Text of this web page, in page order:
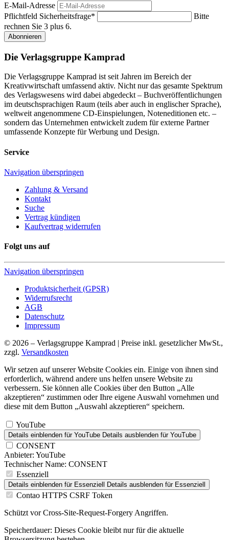
E-Mail-Adresse
Pflichtfeld Sicherheitsfrage*
Bitte
rechnen Sie 3 plus 6.
Abonnieren
Die Verlagsgruppe Kamprad
Die Verlagsgruppe Kamprad ist seit Jahren im Bereich der
Kreativwirtschaft umfassend aktiv. Nicht nur das gesamte Spektrum
des Verlagswesens wird dabei abgedeckt – Buchveröffentlichungen
im deutschsprachigen Raum (teils aber auch in englischer Sprache),
weltweit angenommene CD-Einspielungen, Noteneditionen etc. –
sondern das Unternehmen entwickelt zudem für externe Partner
umfassende Konzepte für Werbung und Design.
Service
Navigation überspringen
Zahlung & Versand
Kontakt
Suche
Vertrag kündigen
Kaufvertrag widerrufen
Folgt uns auf
Navigation überspringen
Produktsicherheit (GPSR)
Widerrufsrecht
AGB
Datenschutz
Impressum
© 2026 – Verlagsgruppe Kamprad | Preise inkl. gesetzlicher MwSt.,
zzgl. Versandkosten
Wir setzen auf unserer Website Cookies ein. Einige von ihnen sind
erforderlich, während andere uns helfen unsere Website zu
verbessern. Sie können alle Cookies über den Button „Alle
akzeptieren“ zustimmen oder Ihre eigene Auswahl vornehmen und
diese mit dem Button „Auswahl akzeptieren“ speichern.
YouTube
Details einblenden für YouTube Details ausblenden für YouTube
CONSENT
Anbieter: YouTube
Technischer Name: CONSENT
Essenziell
Details einblenden für Essenziell Details ausblenden für Essenziell
Contao HTTPS CSRF Token
Schützt vor Cross-Site-Request-Forgery Angriffen.
Speicherdauer: Dieses Cookie bleibt nur für die aktuelle